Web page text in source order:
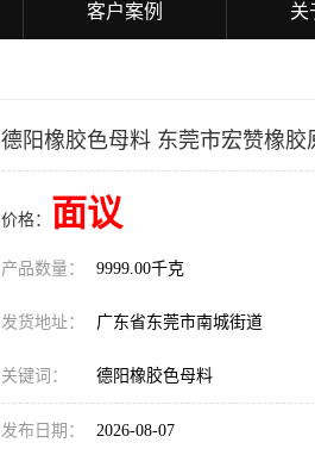
客户案例 关
德阳橡胶色母料 东莞市宏赞橡胶
价格： 面议
产品数量： 9999.00千克
发货地址： 广东省东莞市南城街道
关键词： 德阳橡胶色母料
发布日期： 2026-08-07